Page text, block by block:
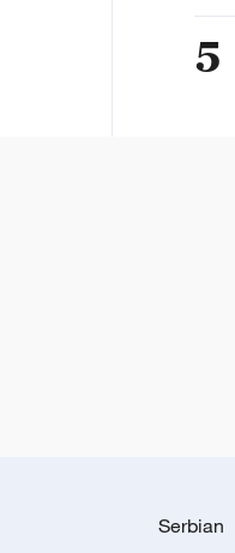
5
Serbian